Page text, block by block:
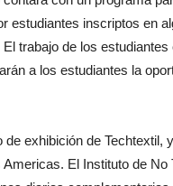
estudiantes inscriptos en
trabajo de los
a los estudiantes la
de exhibición de
El Instituto de